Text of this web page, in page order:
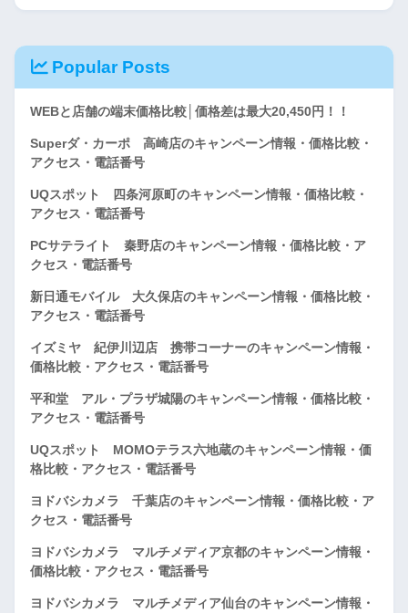
Popular Posts
WEBと店舗の端末価格比較│価格差は最大20,450円！！
Superダ・カーポ 高崎店のキャンペーン情報・価格比較・
アクセス・電話番号
UQスポット 四条河原町のキャンペーン情報・価格比較・
アクセス・電話番号
PCサテライト 秦野店のキャンペーン情報・価格比較・ア
クセス・電話番号
新日通モバイル 大久保店のキャンペーン情報・価格比較・
アクセス・電話番号
イズミヤ 紀伊川辺店 携帯コーナーのキャンペーン情報・
価格比較・アクセス・電話番号
平和堂 アル・プラザ城陽のキャンペーン情報・価格比較・
アクセス・電話番号
UQスポット MOMOテラス六地蔵のキャンペーン情報・価
格比較・アクセス・電話番号
ヨドバシカメラ 千葉店のキャンペーン情報・価格比較・ア
クセス・電話番号
ヨドバシカメラ マルチメディア京都のキャンペーン情報・
価格比較・アクセス・電話番号
ヨドバシカメラ マルチメディア仙台のキャンペーン情報・